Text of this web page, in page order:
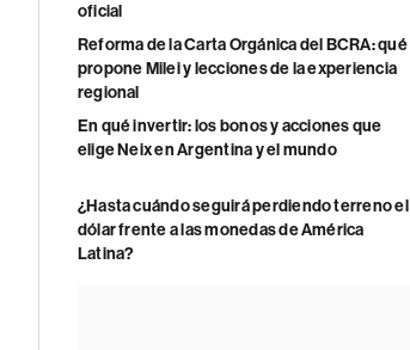
oficial
Reforma de la Carta Orgánica del BCRA: qué
propone Milei y lecciones de la experiencia
regional
En qué invertir: los bonos y acciones que
elige Neix en Argentina y el mundo
¿Hasta cuándo seguirá perdiendo terreno el
dólar frente a las monedas de América
Latina?